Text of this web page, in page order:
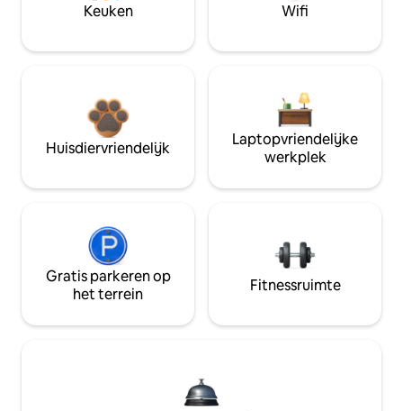
Keuken Wifi
Huisdiervriendelijk
Laptopvriendelijke
werkplek
Gratis parkeren op
het terrein
Fitnessruimte